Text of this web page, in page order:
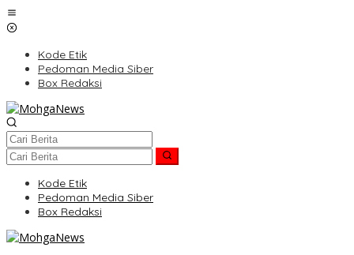
Lewati
ke
Kode Etik
Pedoman Media Siber
Box Redaksi
Kode Etik
Pedoman Media Siber
Box Redaksi